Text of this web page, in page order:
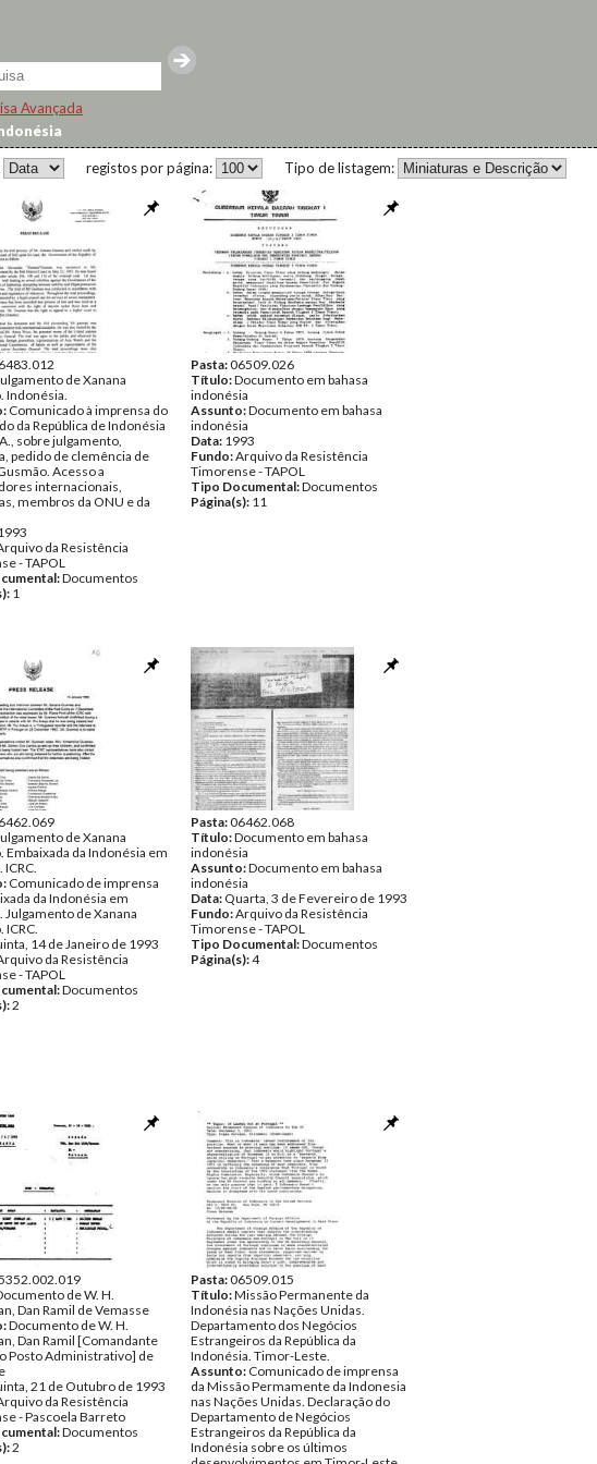
Avançada
Tipo de listagem:
registos por página:
de Xanana
Indonésia.
Comunicado à imprensa do
da República de Indonésia
sobre julgamento,
pedido de clemência de
Acesso a
internacionais,
membros da ONU e da
da Resistência
- TAPOL
Documentos
1
Pasta:06509.026
Título:Documento em bahasa
indonésia
Assunto:Documento em bahasa
indonésia
Data: 1993
Fundo:Arquivo da Resistência
Timorense - TAPOL
Tipo Documental:Documentos
Página(s): 11
de Xanana
Embaixada da Indonésia em
Comunicado de imprensa
da Indonésia em
Julgamento de Xanana
ICRC.
14 de Janeiro de 1993
da Resistência
- TAPOL
Documentos
2
Pasta:06462.068
Título:Documento em bahasa
indonésia
Assunto:Documento em bahasa
indonésia
Data: Quarta, 3 de Fevereiro de 1993
Fundo:Arquivo da Resistência
Timorense - TAPOL
Tipo Documental:Documentos
Página(s):4
de W. H.
Dan Ramil de Vemasse
Documento de W. H.
Dan Ramil [Comandante
Posto Administrativo] de
21 de Outubro de 1993
da Resistência
- Pascoela Barreto
Documentos
2
Pasta:06509.015
Título:Missão Permanente da
Indonésia nas Nações Unidas.
Departamento dos Negócios
Estrangeiros da República da
Indonésia. Timor-Leste.
Assunto: Comunicado de imprensa
da Missão Permamente da Indonesia
nas Nações Unidas. Declaração do
Departamento de Negócios
Estrangeiros da República da
Indonésia sobre os últimos